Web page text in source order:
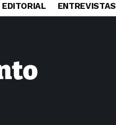
EDITORIAL ENTREVISTAS